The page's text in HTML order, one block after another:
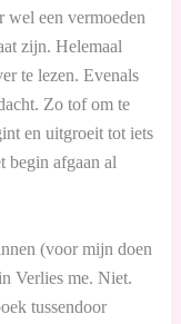
wel een vermoeden
zijn. Helemaal
te lezen. Evenals
Zo tof om te
en uitgroeit tot iets
begin afgaan al
(voor mijn doen
Verlies me. Niet.
tussendoor